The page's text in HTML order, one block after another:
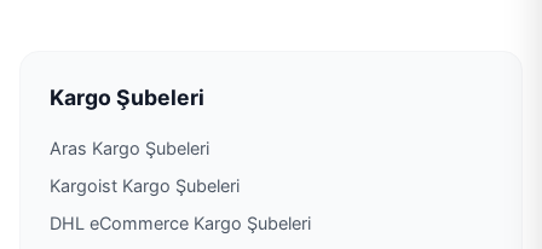
PTT Kargo Karşıyaka Müdürlüğü
PTT Kargo Kat Acenteliği
PTT Kargo Niksar Müdürlüğü
Kargo Şubeleri
Aras Kargo Şubeleri
Kargoist Kargo Şubeleri
DHL eCommerce Kargo Şubeleri